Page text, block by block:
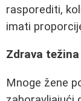
rasporediti,
imati
Zdrava
Mnoge žene